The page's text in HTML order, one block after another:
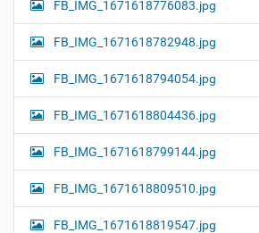
FB_IMG_1671618776083.jpg
FB_IMG_1671618782948.jpg
FB_IMG_1671618794054.jpg
FB_IMG_1671618804436.jpg
FB_IMG_1671618799144.jpg
FB_IMG_1671618809510.jpg
FB_IMG_1671618819547.jpg